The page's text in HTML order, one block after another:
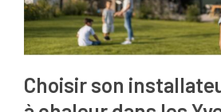
Choisir son